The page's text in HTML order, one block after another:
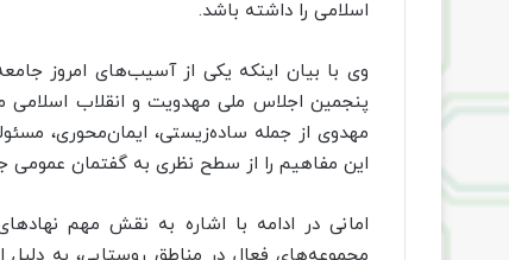
اسلامی را داشته باشد.
وی با بیان اینکه یکی از آسیب‌های امروز
پنجمین اجلاس ملی مهدویت و انقلاب اسلامی
مهدوی از جمله ساده‌زیستی، ایمان‌محوری،
این مفاهیم را از سطح نظری به گفتمان عمومی
امانی در ادامه با اشاره به نقش مهم